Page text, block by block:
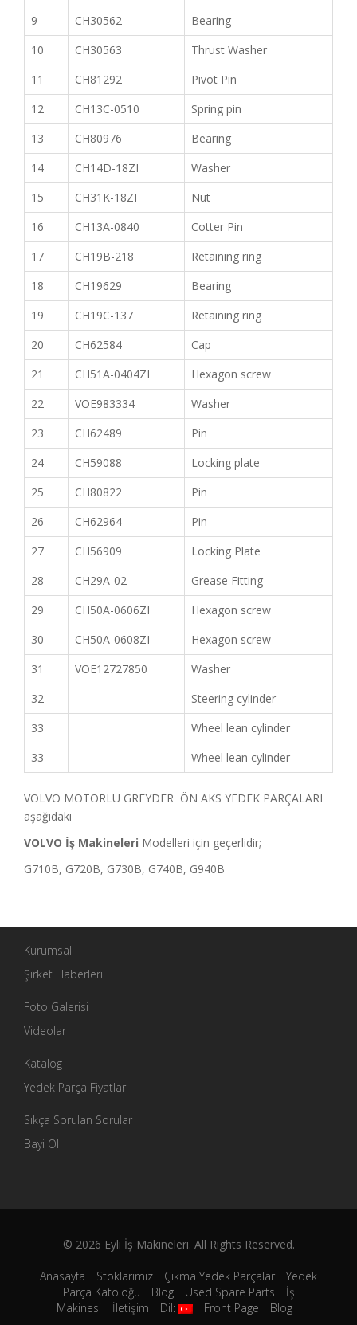
9
CH30562
Bearing
10
CH30563
Thrust Washer
11
CH81292
Pivot Pin
12
CH13C-0510
Spring pin
13
CH80976
Bearing
14
CH14D-18ZI
Washer
15
CH31K-18ZI
Nut
16
CH13A-0840
Cotter Pin
17
CH19B-218
Retaining ring
18
CH19629
Bearing
19
CH19C-137
Retaining ring
20
CH62584
Cap
21
CH51A-0404ZI
Hexagon screw
22
VOE983334
Washer
23
CH62489
Pin
24
CH59088
Locking plate
25
CH80822
Pin
26
CH62964
Pin
27
CH56909
Locking Plate
28
CH29A-02
Grease Fitting
29
CH50A-0606ZI
Hexagon screw
30
CH50A-0608ZI
Hexagon screw
31
VOE12727850
Washer
32
Steering cylinder
33
Wheel lean cylinder
33
Wheel lean cylinder
VOLVO MOTORLU GREYDER ÖN AKS YEDEK PARÇALARI
aşağıdaki
VOLVO İş Makineleri Modelleri için geçerlidir;
G710B, G720B, G730B, G740B, G940B
Kurumsal
Şirket Haberleri
Foto Galerisi
Videolar
Katalog
Yedek Parça Fiyatları
Sıkça Sorulan Sorular
Bayi Ol
© 2026 Eyli İş Makineleri. All Rights Reserved.
Anasayfa Stoklarımız Çıkma Yedek Parçalar
Yedek
Parça Katoloğu
Blog Used Spare Parts
İş
Makinesi
İletişim Dil: Front Page Blog